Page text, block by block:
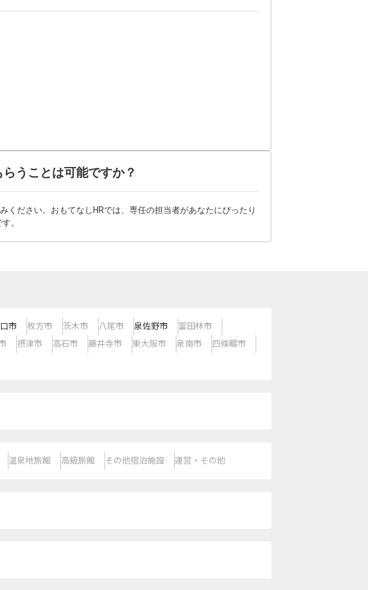
うことは可能ですか？
ください。おもてなしHRでは、専任の担当者があなたにぴったり
。
市 枚方市 茨木市 八尾市 泉佐野市
富田林市
摂津市 高石市 藤井寺市 東大阪市 泉南市
四條畷市
温泉地旅館 高級旅館 その他宿泊施設 運営・その他